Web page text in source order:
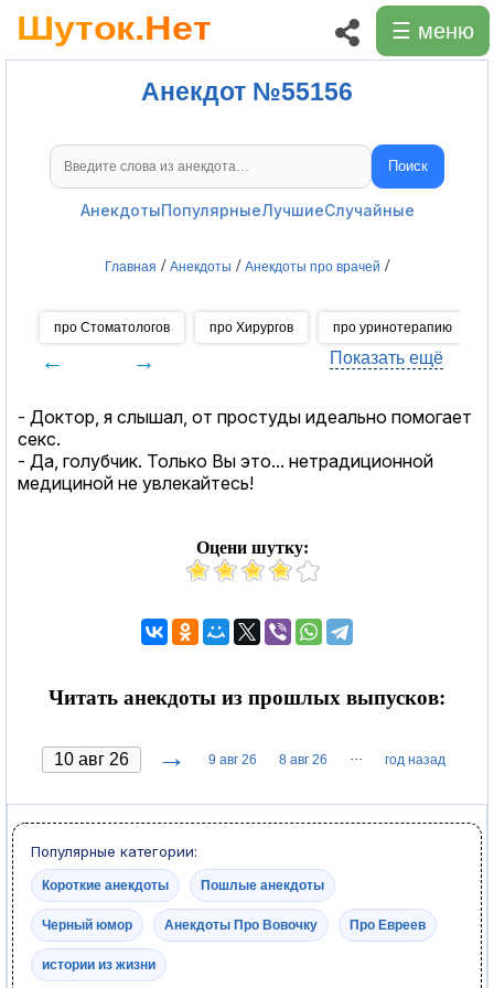
☰ меню
Анекдот №55156
Поиск анекдотов Поиск
АнекдотыПопулярныеЛучшиеСлучайные
Главная / Анекдоты / Анекдоты про врачей /
про Стоматологов про Хирургов про уринотерапию
← → Показать ещё
- Доктор, я слышал, от простуды идеально помогает
cекc.
- Да, голубчик. Только Вы это... нетрадиционной
медициной не увлекайтесь!
Оцени шутку:
Читать анекдоты из прошлых выпусков:
→ 9 авг 26 8 авг 26 ··· год назад
Популярные категории:
Короткие анекдоты Пошлые анекдоты
Черный юмор Анекдоты Про Вовочку Про Евреев
истории из жизни